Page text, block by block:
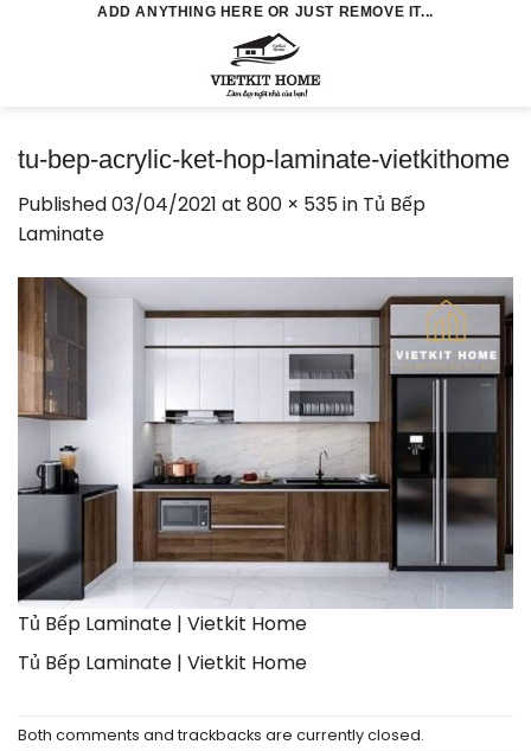
ADD ANYTHING HERE OR JUST REMOVE IT...
tu-bep-acrylic-ket-hop-laminate-vietkithome
Published03/04/2021 at 800 × 535in Tủ Bếp
Laminate
Tủ Bếp Laminate | Vietkit Home
Tủ Bếp Laminate | Vietkit Home
Both comments and trackbacks are currently closed.